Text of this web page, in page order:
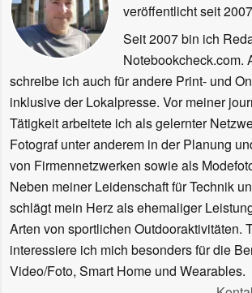
veröffentlichtseit 2007
Seit 2007 bin ich
Notebookcheck.com.
schreibe ich auch für andere Print- und
inklusive der Lokalpresse. Vor meiner
Tätigkeit arbeitete ich als gelernter
Fotograf unter anderem in der Planung
von Firmennetzwerken sowie als
Neben meiner Leidenschaft für Technik
schlägt mein Herz als ehemaliger
Arten von sportlichen Outdooraktivitäten.
interessiere ich mich besonders für die
Video/Foto, Smart Home und Wearables.